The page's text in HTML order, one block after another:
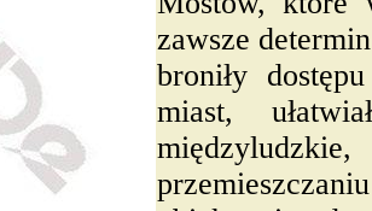
zawsze
broniły
miast,